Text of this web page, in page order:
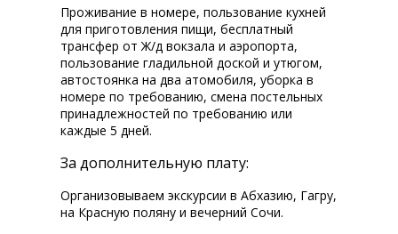
Проживание в номере, пользование кухней
для приготовления пищи, бесплатный
трансфер от Ж/д вокзала и аэропорта,
пользование гладильной доской и утюгом,
автостоянка на два атомобиля, уборка в
номере по требованию, смена постельных
принадлежностей по требованию или
каждые 5 дней.
За дополнительную плату:
Организовываем экскурсии в Абхазию, Гагру,
на Красную поляну и вечерний Сочи.